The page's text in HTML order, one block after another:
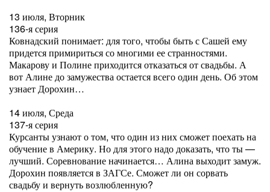
13 июля, Вторник
136-я серия
Ковнадский понимает: для того, чтобы быть с Сашей ему
придется примириться со многими ее странностями.
Макарову и Полине приходится отказаться от свадьбы. А
вот Алине до замужества остается всего один день. Об этом
узнает Дорохин…
14 июля, Среда
137-я серия
Курсанты узнают о том, что один из них сможет поехать на
обучение в Америку. Но для этого надо доказать, что ты —
лучший. Соревнование начинается… Алина выходит замуж.
Дорохин появляется в ЗАГСе. Сможет ли он сорвать
свадьбу и вернуть возлюбленную?